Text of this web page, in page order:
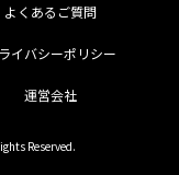
よくあるご質問
イバシーポリシー
運営会社
Reserved.